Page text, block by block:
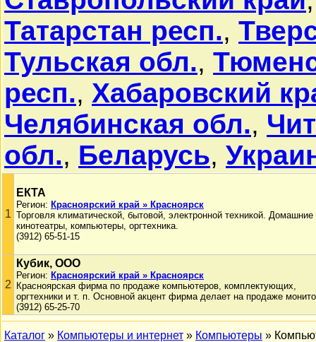
Татарстан респ.,
Тульская обл.,
респ., Хабаровский
Челябинская обл.,
обл., Беларусь,
1
ЕКТА
Регион: Красноярский край » Красноярск
Торговля климатической, бытовой, электронной техникой. Домашние
кинотеатры, компьютеры, оргтехника.
(3912) 65-51-15
2
Кубик, ООО
Регион: Красноярский край » Красноярск
Красноярская фирма по продаже компьютеров, комплектующих,
оргтехники и т. п. Основной акцент фирма делает на продаже
(3912) 65-25-70
Каталог » Компьютеры и интернет » Компьютеры »